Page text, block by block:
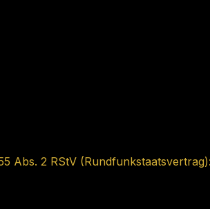
Abs. 2 RStV (Rundfunkstaatsvertrag):